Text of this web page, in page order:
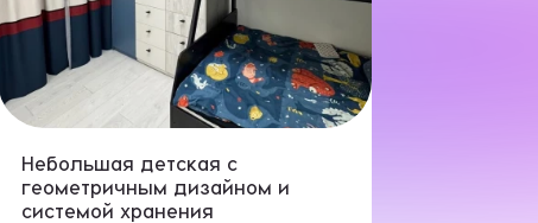
Небольшая детская с
геометричным дизайном и
системой хранения